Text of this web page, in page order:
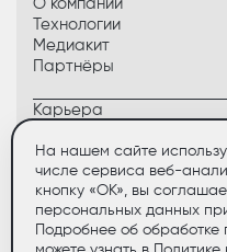
О компании
Технологии
Медиакит
Партнёры
Карьера
Сервис
Политика
Документация и
© 2021 - 2026 OpenYard
На нашем сайте
числе сервиса веб-
кнопку «ОК», вы
персональных данных
Подробнее об